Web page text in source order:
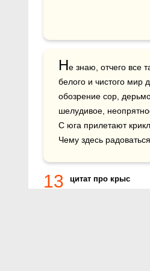
Не знаю, отчего все
белого и чистого
обозрение сор,
шелудивое,
С юга прилетают
Чему здесь
13 цитат про крыс